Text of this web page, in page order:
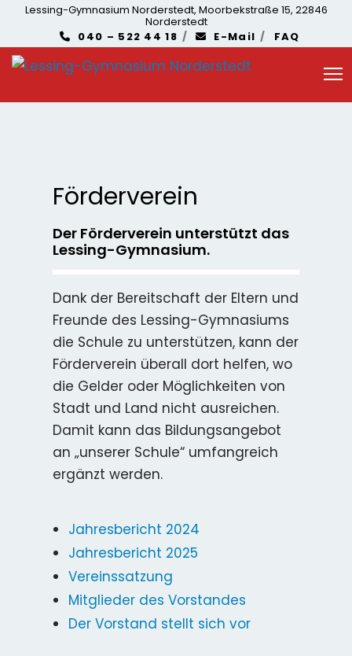
Lessing-Gymnasium Norderstedt, Moorbekstraße 15, 22846
Norderstedt
040 – 522 44 18
E-Mail FAQ
Förderverein
Der Förderverein unterstützt das
Lessing-Gymnasium.
Dank der Bereitschaft der Eltern und
Freunde des Lessing-Gymnasiums
die Schule zu unterstützen, kann der
Förderverein überall dort helfen, wo
die Gelder oder Möglichkeiten von
Stadt und Land nicht ausreichen.
Damit kann das Bildungsangebot
an „unserer Schule“ umfangreich
ergänzt werden.
Jahresbericht 2024
Jahresbericht 2025
Vereinssatzung
Mitglieder des Vorstandes
Der Vorstand stellt sich vor